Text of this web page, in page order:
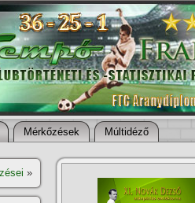
Mérkőzések Múltidéző
»